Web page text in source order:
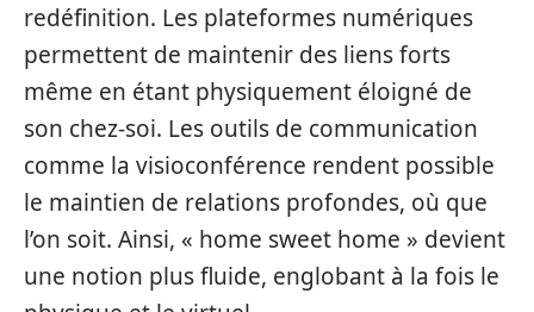
redéfinition. Les plateformes numériques
permettent de maintenir des liens forts
même en étant physiquement éloigné de
son chez-soi. Les outils de communication
comme la visioconférence rendent possible
le maintien de relations profondes, où que
l’on soit. Ainsi, « home sweet home » devient
une notion plus fluide, englobant à la fois le